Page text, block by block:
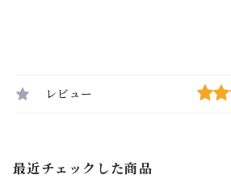
レビュー
最近チェックした商品